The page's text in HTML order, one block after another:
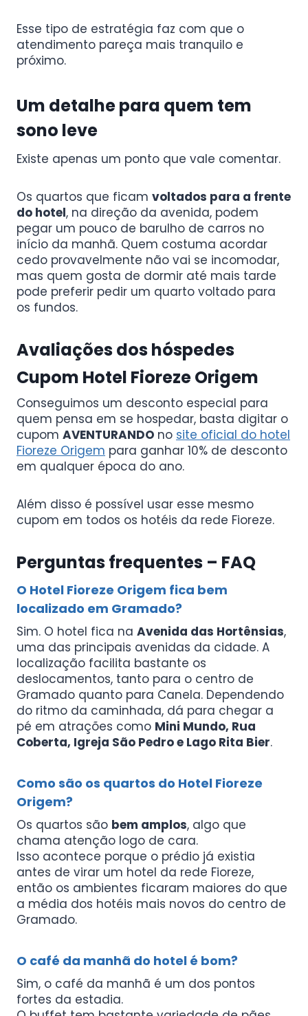
Esse tipo de estratégia faz com que o
atendimento pareça mais tranquilo e
próximo.
Um detalhe para quem tem
sono leve
Existe apenas um ponto que vale comentar.
Os quartos que ficam voltados para a frente
do hotel, na direção da avenida, podem
pegar um pouco de barulho de carros no
início da manhã. Quem costuma acordar
cedo provavelmente não vai se incomodar,
mas quem gosta de dormir até mais tarde
pode preferir pedir um quarto voltado para
os fundos.
Avaliações dos hóspedes
Cupom Hotel Fioreze Origem
Conseguimos um desconto especial para
quem pensa em se hospedar, basta digitar o
cupom AVENTURANDO no site oficial do hotel
Fioreze Origem para ganhar 10% de desconto
em qualquer época do ano.
Além disso é possível usar esse mesmo
cupom em todos os hotéis da rede Fioreze.
Perguntas frequentes – FAQ
O Hotel Fioreze Origem fica bem
localizado em Gramado?
Sim. O hotel fica na Avenida das Hortênsias,
uma das principais avenidas da cidade. A
localização facilita bastante os
deslocamentos, tanto para o centro de
Gramado quanto para Canela. Dependendo
do ritmo da caminhada, dá para chegar a
pé em atrações como Mini Mundo, Rua
Coberta, Igreja São Pedro e Lago Rita Bier.
Como são os quartos do Hotel Fioreze
Origem?
Os quartos são bem amplos, algo que
chama atenção logo de cara.
Isso acontece porque o prédio já existia
antes de virar um hotel da rede Fioreze,
então os ambientes ficaram maiores do que
a média dos hotéis mais novos do centro de
Gramado.
O café da manhã do hotel é bom?
Sim, o café da manhã é um dos pontos
fortes da estadia.